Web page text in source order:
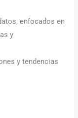
enfocados en
y
y tendencias